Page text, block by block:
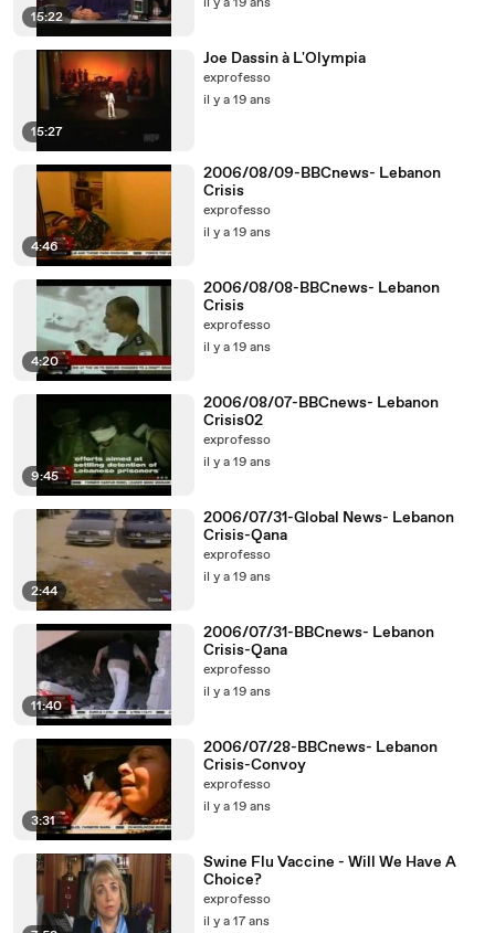
15:22
15:27
Joe Dassin à L'Olympia
exprofesso
il y a 19 ans
4:46
2006/08/09-BBCnews- Lebanon
Crisis
exprofesso
il y a 19 ans
4:20
2006/08/08-BBCnews- Lebanon
Crisis
exprofesso
il y a 19 ans
9:45
2006/08/07-BBCnews- Lebanon
Crisis02
exprofesso
il y a 19 ans
2:44
2006/07/31-Global News- Lebanon
Crisis-Qana
exprofesso
il y a 19 ans
11:40
2006/07/31-BBCnews- Lebanon
Crisis-Qana
exprofesso
il y a 19 ans
3:31
2006/07/28-BBCnews- Lebanon
Crisis-Convoy
exprofesso
il y a 19 ans
Swine Flu Vaccine - Will We Have A
Choice?
exprofesso
il y a 17 ans